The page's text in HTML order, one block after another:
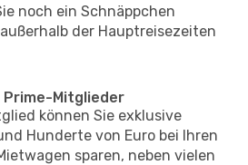
noch ein Schnäppchen
der Hauptreisezeiten
Mitglieder
können Sie exklusive
Hunderte von Euro bei Ihren
sparen, neben vielen